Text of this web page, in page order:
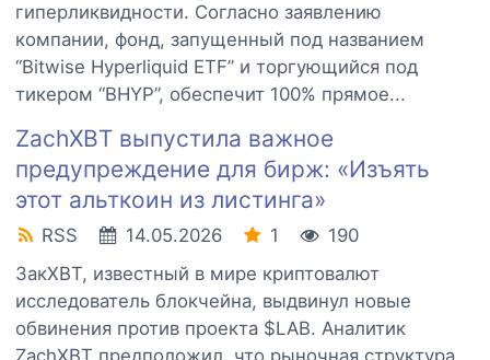
гиперликвидности. Согласно заявлению
компании, фонд, запущенный под названием
“Bitwise Hyperliquid ETF” и торгующийся под
тикером “BHYP”, обеспечит 100% прямое...
ZachXBT выпустила важное
предупреждение для бирж: «Изъять
этот альткоин из листинга»
RSS 14.05.2026 1
190
ЗакXBT, известный в мире криптовалют
исследователь блокчейна, выдвинул новые
обвинения против проекта $LAB. Аналитик